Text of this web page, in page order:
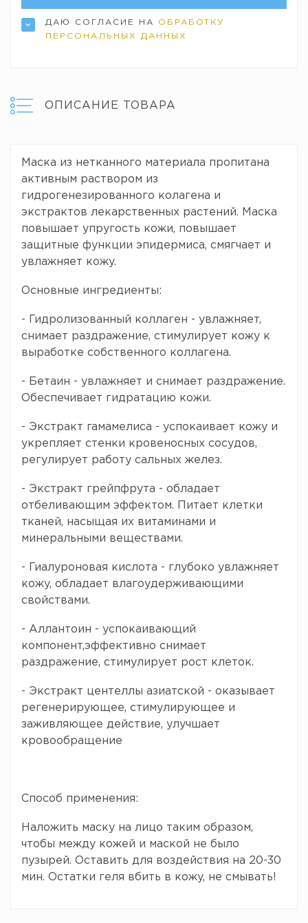
ДАЮ СОГЛАСИЕ НА ОБРАБОТКУ
ПЕРСОНАЛЬНЫХ ДАННЫХ
ОПИСАНИЕ ТОВАРА
Маска из нетканного материала пропитана
активным раствором из
гидрогенезированного колагена и
экстрактов лекарственных растений. Маска
повышает упругость кожи, повышает
защитные функции эпидермиса, смягчает и
увлажняет кожу.
Основные ингредиенты:
- Гидролизованный коллаген - увлажняет,
снимает раздражение, стимулирует кожу к
выработке собственного коллагена.
- Бетаин - увлажняет и снимает раздражение.
Обеспечивает гидратацию кожи.
- Экстракт гамамелиса - успокаивает кожу и
укрепляет стенки кровеносных сосудов,
регулирует работу сальных желез.
- Экстракт грейпфрута - обладает
отбеливающим эффектом. Питает клетки
тканей, насыщая их витаминами и
минеральными веществами.
- Гиалуроновая кислота - глубоко увлажняет
кожу, обладает влагоудерживающими
свойствами.
- Аллантоин - успокаивающий
компонент,эффективно снимает
раздражение, стимулирует рост клеток.
- Экстракт центеллы азиатской - оказывает
регенерирующее, стимулирующее и
заживляющее действие, улучшает
кровообращение
Способ применения:
Наложить маску на лицо таким образом,
чтобы между кожей и маской не было
пузырей. Оставить для воздействия на 20-30
мин. Остатки геля вбить в кожу, не смывать!